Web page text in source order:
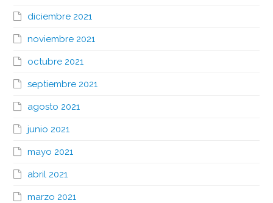
diciembre 2021
noviembre 2021
octubre 2021
septiembre 2021
agosto 2021
junio 2021
mayo 2021
abril 2021
marzo 2021